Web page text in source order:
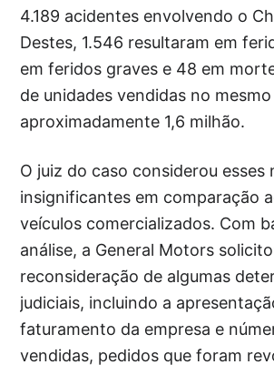
4.189 acidentes envolvendo o
Destes, 1.546 resultaram em
em feridos graves e 48 em
de unidades vendidas no
aproximadamente 1,6 milhão.
O juiz do caso considerou esses
insignificantes em comparação
veículos comercializados. Com
análise, a General Motors
reconsideração de algumas
judiciais, incluindo a
faturamento da empresa e
vendidas, pedidos que foram